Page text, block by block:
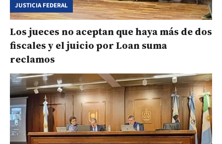
JUSTICIA FEDERAL
Los jueces no aceptan que haya más de dos
fiscales y el juicio por Loan suma
reclamos